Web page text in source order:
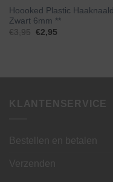
Hoooked Plastic Haaknaald
Zwart 6mm **
€3,95 Oorspronkelijke
prijs
€2,95Huidige
KLANTENSERVICE
Bestellen en betalen
Verzenden